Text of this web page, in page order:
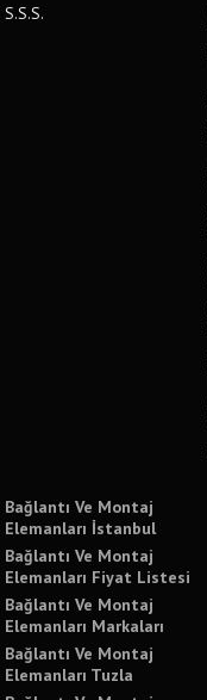
S.S.S.
Bağlantı Ve Montaj
Elemanları İstanbul
Bağlantı Ve Montaj
Elemanları Fiyat Listesi
Bağlantı Ve Montaj
Elemanları Markaları
Bağlantı Ve Montaj
Elemanları Tuzla